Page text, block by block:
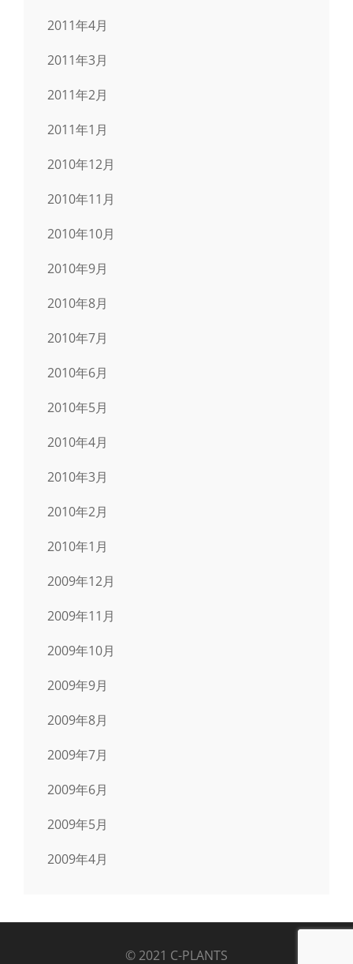
2011年4月
2011年3月
2011年2月
2011年1月
2010年12月
2010年11月
2010年10月
2010年9月
2010年8月
2010年7月
2010年6月
2010年5月
2010年4月
2010年3月
2010年2月
2010年1月
2009年12月
2009年11月
2009年10月
2009年9月
2009年8月
2009年7月
2009年6月
2009年5月
2009年4月
© 2021 C-PLANTS